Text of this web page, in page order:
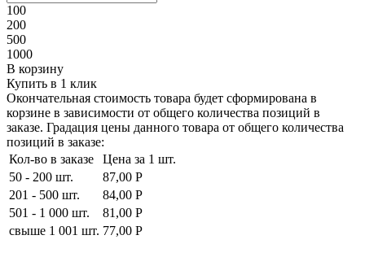
100
200
500
1000
В корзину
Купить в 1 клик
Окончательная стоимость товара будет сформирована в
корзине в зависимости от общего количества позиций в
заказе. Градация цены данного товара от общего количества
позиций в заказе:
Кол-во в заказе
Цена за 1 шт.
50 - 200 шт.
87,00 Р
201 - 500 шт.
84,00 Р
501 - 1 000 шт.
81,00 Р
свыше 1 001 шт. 77,00 Р